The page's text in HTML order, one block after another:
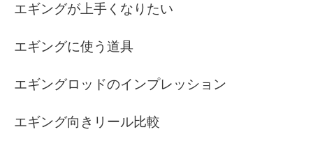
エギングが上手くなりたい
エギングに使う道具
エギングロッドのインプレッション
エギング向きリール比較